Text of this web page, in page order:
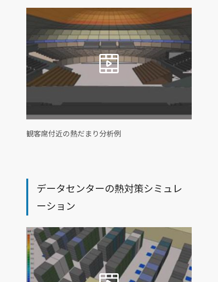
観客席付近の熱だまり分析例
データセンターの熱対策シミュレ
ーション